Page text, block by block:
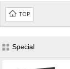
TOP
Special